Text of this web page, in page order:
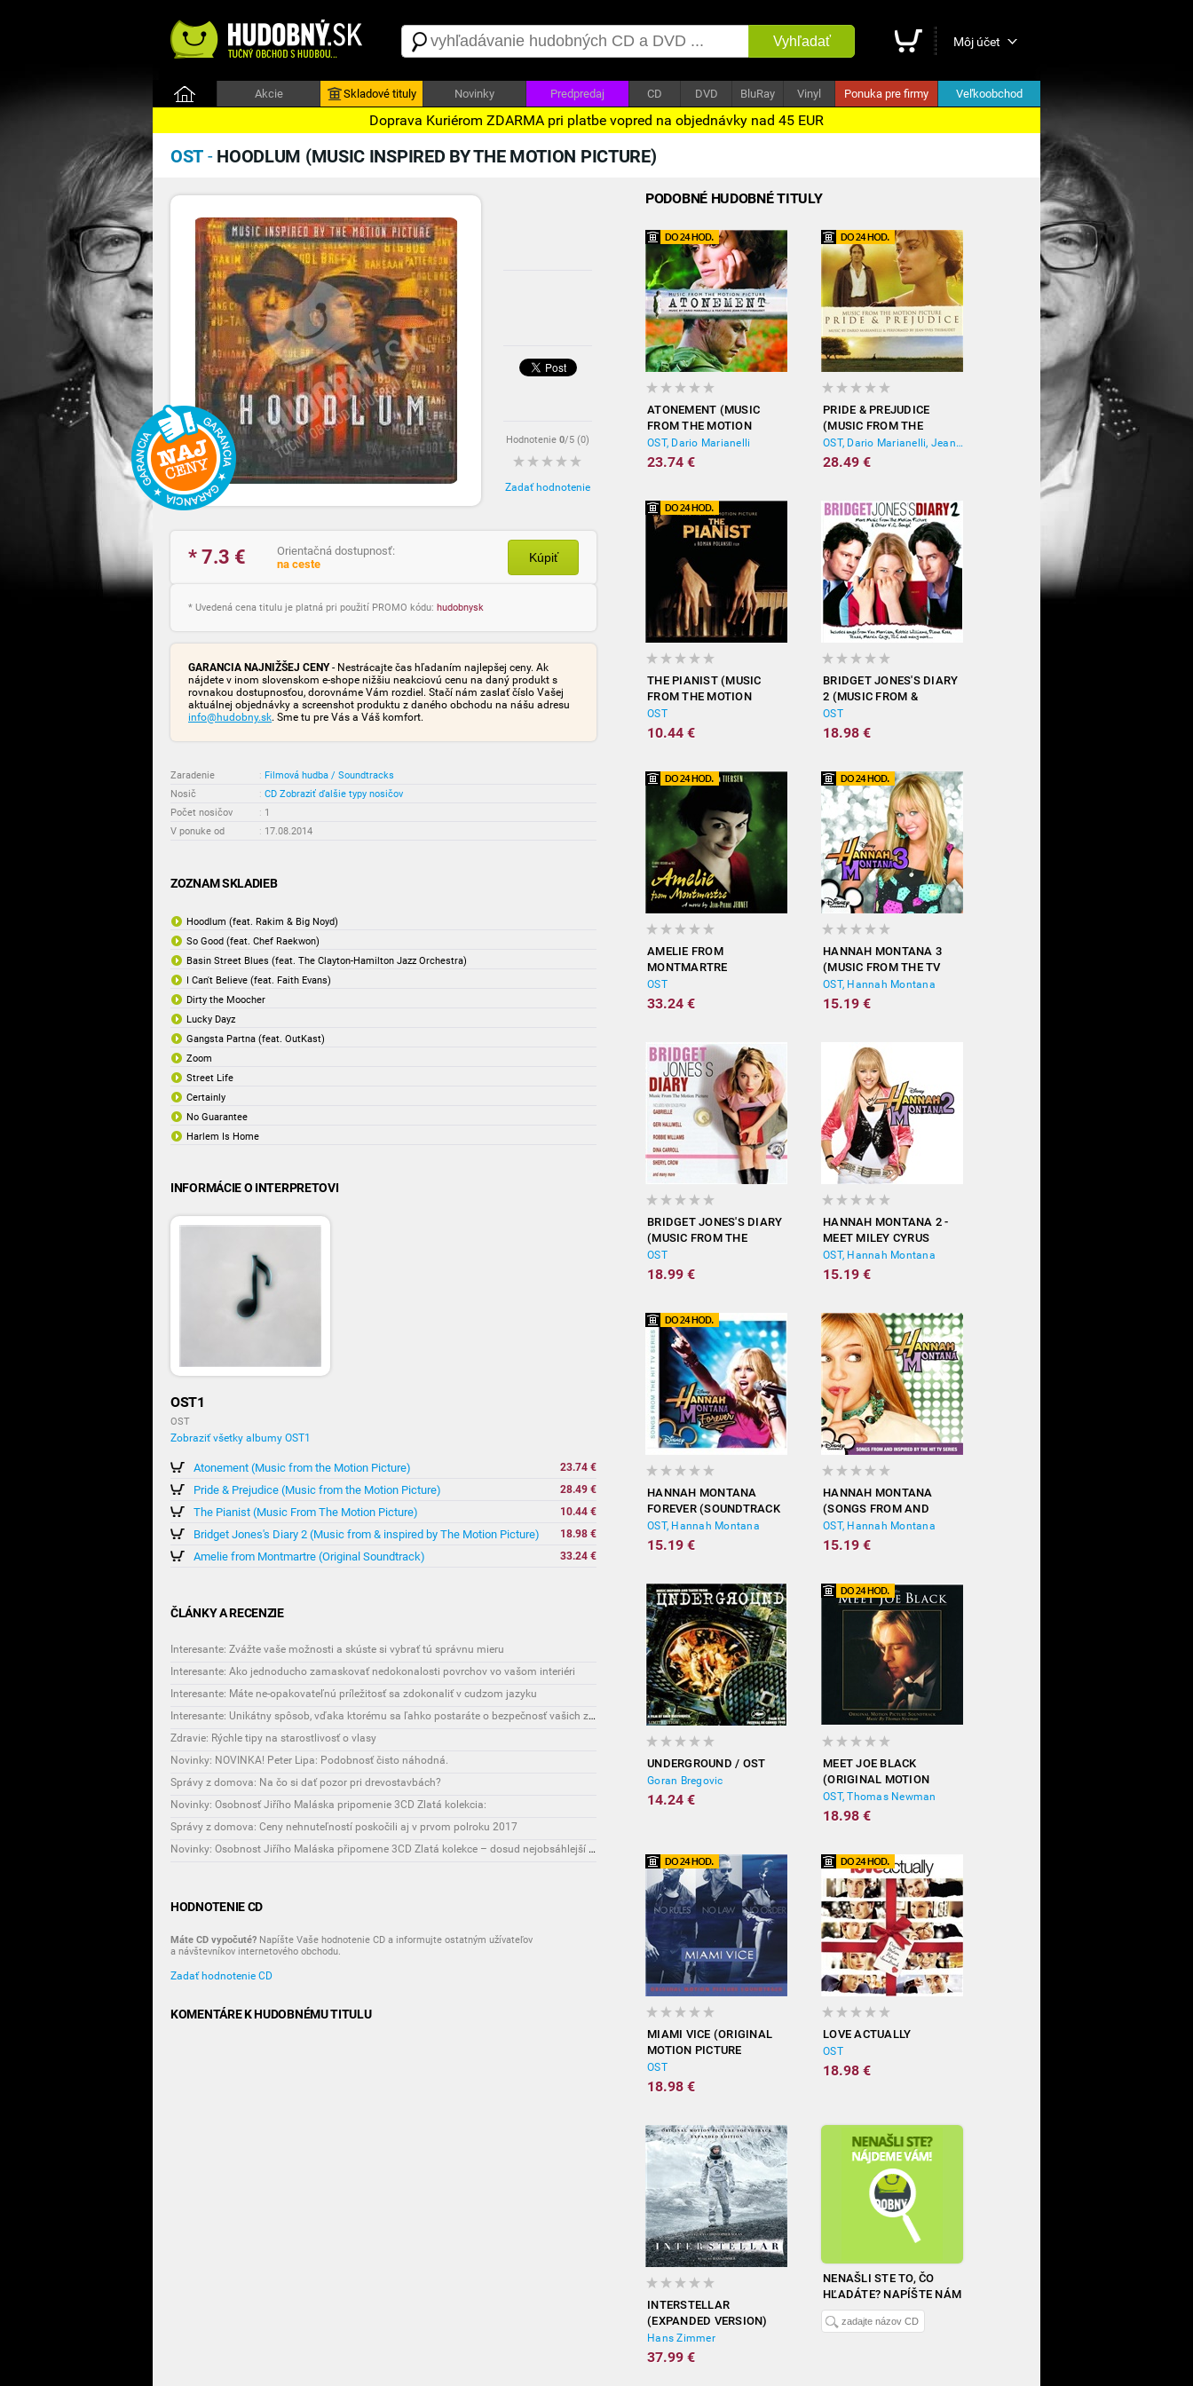
Vyhľadať Môj účet
Akcie Skladové tituly Novinky Predpredaj CD DVD BluRay Vinyl Ponuka pre firmy Veľkoobchod
Doprava Kuriérom ZDARMA pri platbe vopred na objednávky nad 45 EUR
OST - HOODLUM (MUSIC INSPIRED BY THE MOTION PICTURE)
Hodnotenie 0/5 (0)
Zadať hodnotenie
* 7.3 €
Orientačná dostupnosť:
na ceste
Kúpiť
* Uvedená cena titulu je platná pri použití PROMO kódu: hudobnysk
GARANCIA NAJNIŽŠEJ CENY- Nestrácajte čas hľadaním najlepšej ceny. Ak
nájdete v inom slovenskom e-shope nižšiu neakciovú cenu na daný produkt s
rovnakou dostupnosťou, dorovnáme Vám rozdiel. Stačí nám zaslať číslo Vašej
aktuálnej objednávky a screenshot produktu z daného obchodu na nášu adresu
info@hudobny.sk. Sme tu pre Vás a Váš komfort.
Zaradenie : Filmová hudba / Soundtracks
Nosič
: CD Zobraziť ďalšie typy nosičov
Počet nosičov
: 1
V ponuke od
: 17.08.2014
ZOZNAM SKLADIEB
Hoodlum (feat. Rakim & Big Noyd)
So Good (feat. Chef Raekwon)
Basin Street Blues (feat. The Clayton-Hamilton Jazz Orchestra)
I Can't Believe (feat. Faith Evans)
Dirty the Moocher
Lucky Dayz
Gangsta Partna (feat. OutKast)
Zoom
Street Life
Certainly
No Guarantee
Harlem Is Home
INFORMÁCIE O INTERPRETOVI
OST1
OST
Zobraziť všetky albumy OST1
Atonement (Music from the Motion Picture) 23.74 €
Pride & Prejudice (Music from the Motion Picture) 28.49 €
The Pianist (Music From The Motion Picture) 10.44 €
Bridget Jones's Diary 2 (Music from & inspired by The Motion Picture) 18.98 €
Amelie from Montmartre (Original Soundtrack) 33.24 €
ČLÁNKY A RECENZIE
Interesante: Zvážte vaše možnosti a skúste si vybrať tú správnu mieru
Interesante: Ako jednoducho zamaskovať nedokonalosti povrchov vo vašom interiéri
Interesante: Máte ne-opakovateľnú príležitosť sa zdokonaliť v cudzom jazyku
Interesante: Unikátny spôsob, vďaka ktorému sa ľahko postaráte o bezpečnosť vašich zásielok
Zdravie: Rýchle tipy na starostlivosť o vlasy
Novinky: NOVINKA! Peter Lipa: Podobnosť čisto náhodná.
Správy z domova: Na čo si dať pozor pri drevostavbách?
Novinky: Osobnosť Jiřího Maláska pripomenie 3CD Zlatá kolekcia:
Správy z domova: Ceny nehnuteľností poskočili aj v prvom polroku 2017
Novinky: Osobnost Jiřího Maláska připomene 3CD Zlatá kolekce – dosud nejobsáhlejší soubor nahrávek legendárního umělce!
HODNOTENIE CD
Máte CD vypočuté? Napíšte Vaše hodnotenie CD a informujte ostatným užívateľov
a návštevníkov internetového obchodu.
Zadať hodnotenie CD
KOMENTÁRE K HUDOBNÉMU TITULU
PODOBNÉ HUDOBNÉ TITULY
ATONEMENT (MUSIC
FROM THE MOTION
PICTURE)
OST, Dario Marianelli
23.74 €
PRIDE & PREJUDICE
(MUSIC FROM THE
MOTION PICTURE)
OST, Dario Marianelli, Jean-Yves Thibaudet
28.49 €
THE PIANIST (MUSIC
FROM THE MOTION
PICTURE)
OST
10.44 €
BRIDGET JONES'S DIARY
2 (MUSIC FROM &
INSPIRED BY THE
MOTION PICTURE)
OST
18.98 €
AMELIE FROM
MONTMARTRE
(ORIGINAL
SOUNDTRACK)
OST
33.24 €
HANNAH MONTANA 3
(MUSIC FROM THE TV
SHOW)
OST, Hannah Montana
15.19 €
BRIDGET JONES'S DIARY
(MUSIC FROM THE
MOTION PICTURE)
OST
18.99 €
HANNAH MONTANA 2 -
MEET MILEY CYRUS
OST, Hannah Montana
15.19 €
HANNAH MONTANA
FOREVER (SOUNDTRACK
FROM THE TV SERIES)
OST, Hannah Montana
15.19 €
HANNAH MONTANA
(SONGS FROM AND
INSPIRED BY THE HIT TV
SERIES)
OST, Hannah Montana
15.19 €
UNDERGROUND / OST
Goran Bregovic
14.24 €
MEET JOE BLACK
(ORIGINAL MOTION
PICTURE SOUNDTRACK)
OST, Thomas Newman
18.98 €
MIAMI VICE (ORIGINAL
MOTION PICTURE
SOUNDTRACK)
OST
18.98 €
LOVE ACTUALLY
OST
18.98 €
INTERSTELLAR
(EXPANDED VERSION)
Hans Zimmer
37.99 €
NENAŠLI STE TO, ČO
HĽADÁTE? NAPÍŠTE NÁM